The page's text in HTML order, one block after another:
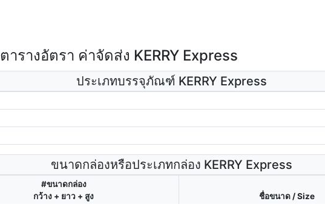
ตารางอัตรา ค่าจัดส่ง KERRY Express
ประเภทบรรจุภัณฑ์ KERRY Express
ขนาดกล่องหรือประเภทกล่อง KERRY Express
#ขนาดกล่อง
กว้าง + ยาว + สูง
ชื่อขนาด / Size